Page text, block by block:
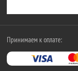
Принимаем к оплате: